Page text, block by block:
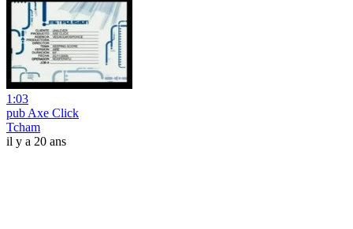
1:03
pub Axe Click
Tcham
il y a 20 ans